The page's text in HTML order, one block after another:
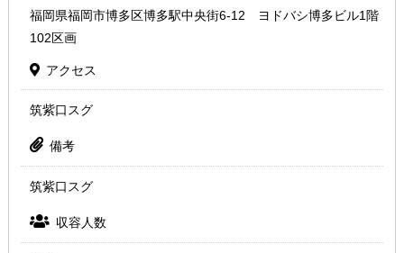
福岡県福岡市博多区博多駅中央街6-12 ヨドバシ博多ビル1階
102区画
アクセス
筑紫口スグ
備考
筑紫口スグ
収容人数